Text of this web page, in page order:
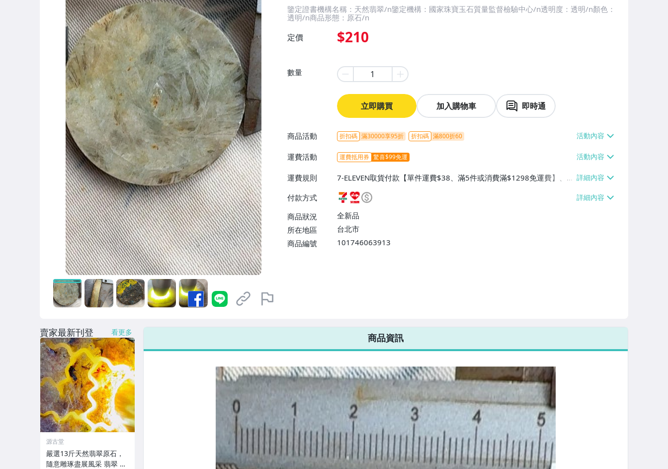
鑒定證書機構名稱：天然翡翠/n鑒定機構：國家珠寶玉石質量監督檢驗中心/n透明度：透明/n顏色：
透明/n商品形態：原石/n
定價 $210
數量
立即購買 加入購物車 即時通
商品活動 折扣碼 滿30000享95折 折扣碼 滿800折60
運費活動 運費抵用券 驚喜$99免運
運費規則
7-ELEVEN取貨付款【單件運費$38、滿5件或消費滿$1298免運費】、7-
ELEVEN取貨不付款【免運費】、萊爾富取貨付款【單件運費$60、滿5件
或消費滿$1298免運費】、宅配/貨運【單件運費$120、滿5件或消費滿
$1598免運費】
付款方式
商品狀況
全新品
所在地區
台北市
商品編號
101746063913
商品資訊
賣家最新刊登 看更多
源古堂
嚴選13斤天然翡翠原石，
隨意雕琢盡展風采 翡翠 原